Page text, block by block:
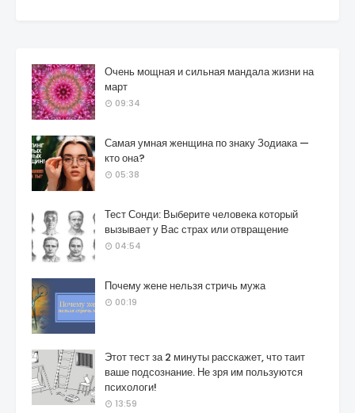
Очень мощная и сильная мандала жизни на
март
09:34
Самая умная женщина по знаку Зодиака —
кто она?
05:38
Тест Сонди: Выберите человека который
вызывает у Вас страх или отвращение
04:54
Почему жене нельзя стричь мужа
00:19
Этот тест за 2 минуты расскажет, что таит
ваше подсознание. Не зря им пользуются
психологи!
13:59